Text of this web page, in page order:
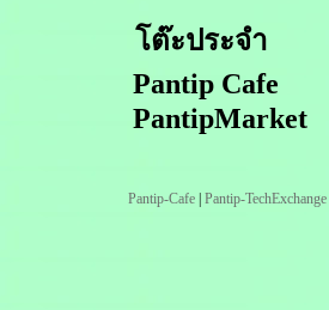
โต๊ะประจำ
Pantip Cafe
PantipMarket
Pantip-Cafe| Pantip-TechExchange|